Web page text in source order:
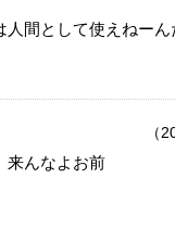
人間として使えねーん
（
来んなよお前